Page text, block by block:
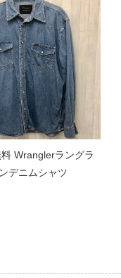
Wranglerラングラ
デニムシャツ